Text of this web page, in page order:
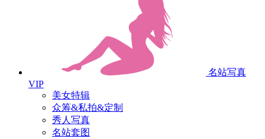
名站写真
VIP
美女特辑
众筹&私拍&定制
秀人写真
名站套图